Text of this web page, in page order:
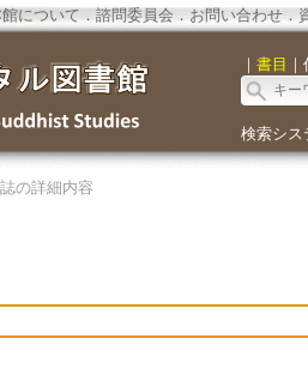
について ． 諮問委員会． お問い合わせ．
｜ 書目 ｜
検索シス
の詳細内容